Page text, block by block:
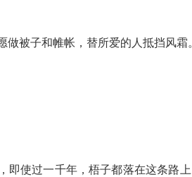
被子和帷帐，替所爱的人抵挡风霜
即使过一千年，梧子都落在这条路